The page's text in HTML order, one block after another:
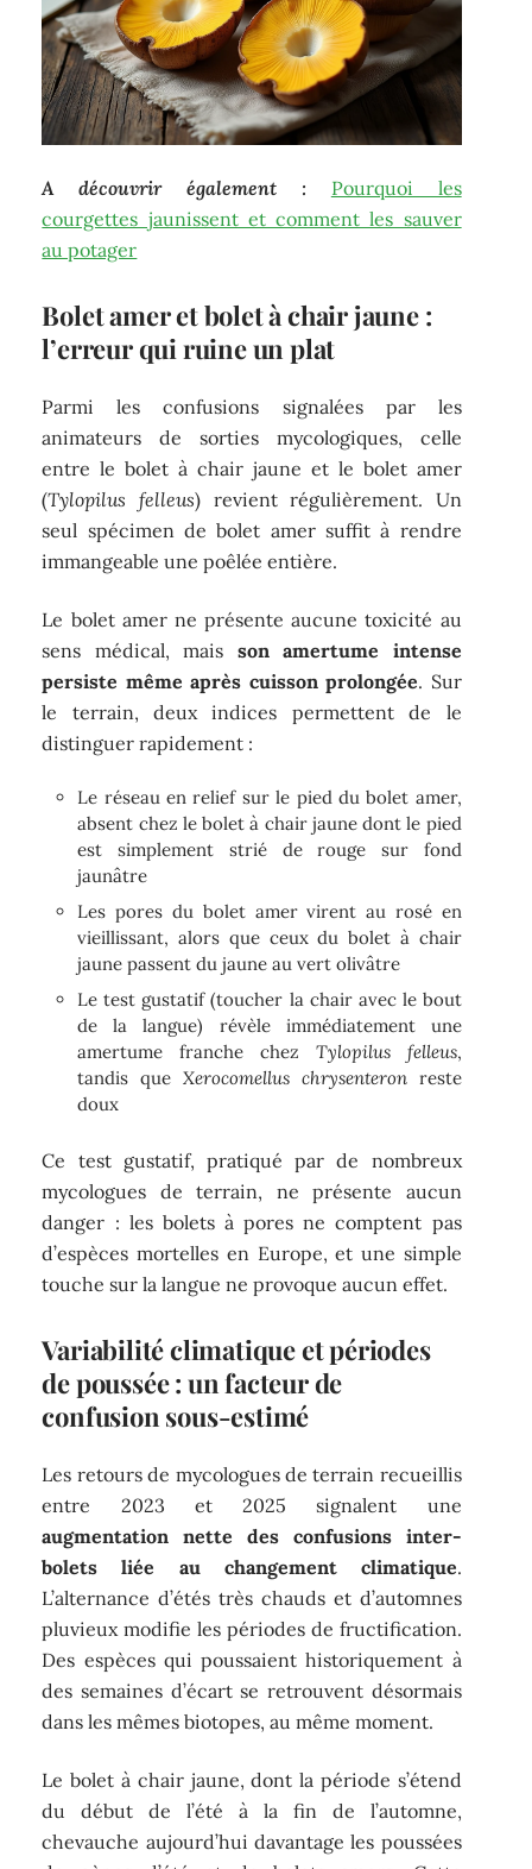
A découvrir également :
Pourquoi les
courgettes jaunissent et comment les sauver
au potager
Bolet amer et bolet à chair jaune :
l’erreur qui ruine un plat
Parmi les confusions signalées par les
animateurs de sorties mycologiques, celle
entre le bolet à chair jaune et le bolet amer
(Tylopilus felleus) revient régulièrement. Un
seul spécimen de bolet amer suffit à rendre
immangeable une poêlée entière.
Le bolet amer ne présente aucune toxicité au
sens médical, mais son amertume intense
persiste même après cuisson prolongée. Sur
le terrain, deux indices permettent de le
distinguer rapidement :
Le réseau en relief sur le pied du bolet amer,
absent chez le bolet à chair jaune dont le pied
est simplement strié de rouge sur fond
jaunâtre
Les pores du bolet amer virent au rosé en
vieillissant, alors que ceux du bolet à chair
jaune passent du jaune au vert olivâtre
Le test gustatif (toucher la chair avec le bout
de la langue) révèle immédiatement une
amertume franche chez Tylopilus felleus,
tandis que Xerocomellus chrysenteronreste
doux
Ce test gustatif, pratiqué par de nombreux
mycologues de terrain, ne présente aucun
danger : les bolets à pores ne comptent pas
d’espèces mortelles en Europe, et une simple
touche sur la langue ne provoque aucun effet.
Variabilité climatique et périodes
de poussée : un facteur de
confusion sous-estimé
Les retours de mycologues de terrain recueillis
entre 2023 et 2025 signalent une
augmentation nette des confusions inter-
bolets liée au changement climatique.
L’alternance d’étés très chauds et d’automnes
pluvieux modifie les périodes de fructification.
Des espèces qui poussaient historiquement à
des semaines d’écart se retrouvent désormais
dans les mêmes biotopes, au même moment.
Le bolet à chair jaune, dont la période s’étend
du début de l’été à la fin de l’automne,
chevauche aujourd’hui davantage les poussées